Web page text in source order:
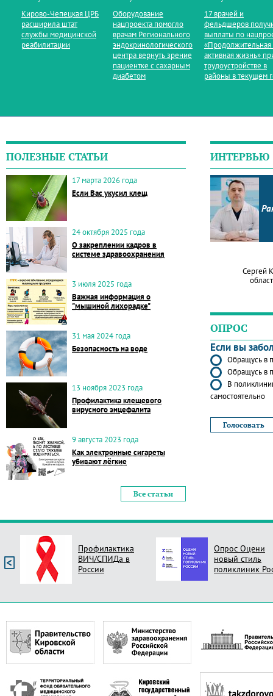
Кирово‑Чепецкая ЦРБ
расширила штат
службы медицинской
реабилитации
Оборудование
нацпроекта помогло
врачам Регионального
эндокринологического
центра вернуть зрение
пациентке с сахарным
диабетом
17 врачей и
фельдшеров
выплаты по
«Продолжительная
активная жизнь»
трудоустройстве в
районы в текущем
ПОЛЕЗНЫЕ СТАТЬИ
17 марта 2026 года
Если Вас укусил клещ
24 октября 2025 года
О закреплении кадров в
системе здравоохранения
3 июля 2025 года
Важная информация о
"мышиной лихорадке"
31 мая 2024 года
Безопасность на воде
13 ноября 2023 года
Профилактика клещевого
вирусного энцефалита
9 августа 2023 года
Как электронные сигареты
убивают лёгкие
Все статьи
ИНТЕРВЬЮ
Сергей
ОПРОС
Если вы
Обращусь в
Обращусь в
В
самостоятельно
Профилактика
ВИЧ/СПИДа в
России
Опрос Оцени
новый стиль
поликлиник